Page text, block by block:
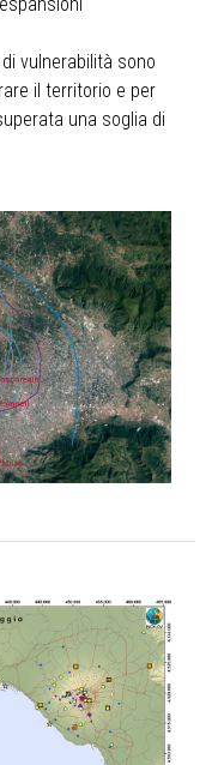
vulnerabilità sono
il territorio e per
una soglia di